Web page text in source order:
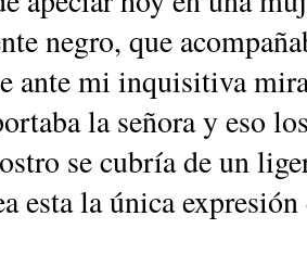
negro, que
ante mi inquisitiva
la señora y eso
se cubría de un
esta la única